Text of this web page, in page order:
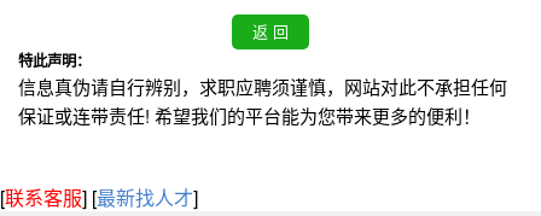
特此声明：
信息真伪请自行辨别，求职应聘须谨慎，网站对此不承担任何
保证或连带责任! 希望我们的平台能为您带来更多的便利！
[联系客服] [最新找人才]